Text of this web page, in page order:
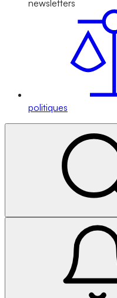
newsletters
politiques